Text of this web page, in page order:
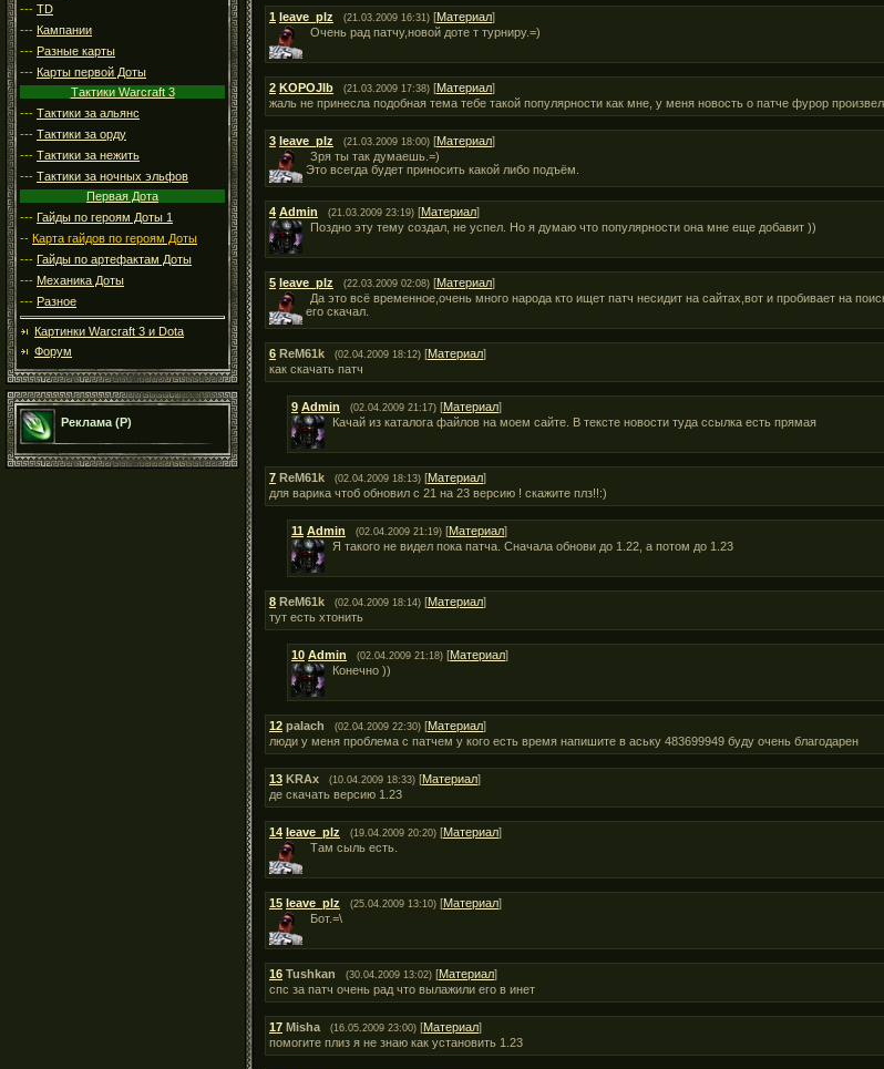
--- TD
--- Кампании
--- Разные карты
--- Карты первой Доты
Тактики Warcraft 3
--- Тактики за альянс
--- Тактики за орду
--- Тактики за нежить
--- Тактики за ночных эльфов
Первая Дота
--- Гайды по героям Доты 1
-- Карта гайдов по героям Доты
--- Гайды по артефактам Доты
--- Механика Доты
--- Разное
Картинки Warcraft 3 и Dota
Форум
Реклама (Р)
1 leave_plz (21.03.2009 16:31) [Материал]
Очень рад патчу,новой доте т турниру.=)
2 KOPOJIb (21.03.2009 17:38) [Материал]
жаль не принесла подобная тема тебе такой популярности как мне, у меня новость о патче фурор
3 leave_plz (21.03.2009 18:00) [Материал]
Зря ты так думаешь.=)
Это всегда будет приносить какой либо подъём.
4 Admin (21.03.2009 23:19) [Материал]
Поздно эту тему создал, не успел. Но я думаю что популярности она мне еще добавит ))
5 leave_plz (22.03.2009 02:08) [Материал]
Да это всё временное,очень много народа кто ищет патч несидит на сайтах,вот и пробивает на
его скачал.
6 ReM61k (02.04.2009 18:12) [Материал]
как скачать патч
9 Admin (02.04.2009 21:17) [Материал]
Качай из каталога файлов на моем сайте. В тексте новости туда ссылка есть прямая
7 ReM61k (02.04.2009 18:13) [Материал]
для варика чтоб обновил с 21 на 23 версию ! скажите плз!!:)
11 Admin (02.04.2009 21:19) [Материал]
Я такого не видел пока патча. Сначала обнови до 1.22, а потом до 1.23
8 ReM61k (02.04.2009 18:14) [Материал]
тут есть хтонить
10 Admin (02.04.2009 21:18) [Материал]
Конечно ))
12 palach (02.04.2009 22:30) [Материал]
люди у меня проблема с патчем у кого есть время напишите в аську 483699949 буду очень благодарен
13 KRAx (10.04.2009 18:33) [Материал]
де скачать версию 1.23
14 leave_plz (19.04.2009 20:20) [Материал]
Там сыль есть.
15 leave_plz (25.04.2009 13:10) [Материал]
Бот.=\
16 Tushkan (30.04.2009 13:02) [Материал]
спс за патч очень рад что вылажили его в инет
17 Misha (16.05.2009 23:00) [Материал]
помогите плиз я не знаю как установить 1.23